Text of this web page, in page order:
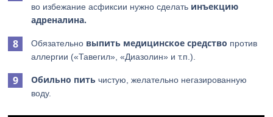
во избежание асфиксии нужно сделать инъекцию
адреналина.
Обязательно выпить медицинское средство против
аллергии («Тавегил», «Диазолин» и т.п.).
Обильно пить чистую, желательно негазированную
воду.